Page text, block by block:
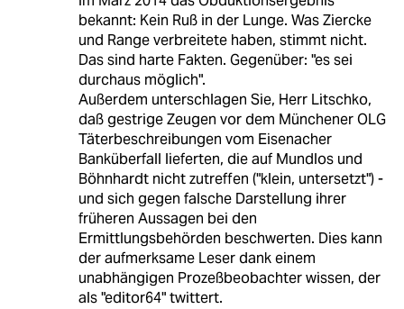
bekannt: Kein Ruß in der Lunge. Was Ziercke
und Range verbreitete haben, stimmt nicht.
Das sind harte Fakten. Gegenüber: "es sei
durchaus möglich".
Außerdem unterschlagen Sie, Herr Litschko,
daß gestrige Zeugen vor dem Münchener OLG
Täterbeschreibungen vom Eisenacher
Banküberfall lieferten, die auf Mundlos und
Böhnhardt nicht zutreffen ("klein, untersetzt") -
und sich gegen falsche Darstellung ihrer
früheren Aussagen bei den
Ermittlungsbehörden beschwerten. Dies kann
der aufmerksame Leser dank einem
unabhängigen Prozeßbeobachter wissen, der
als "editor64" twittert.